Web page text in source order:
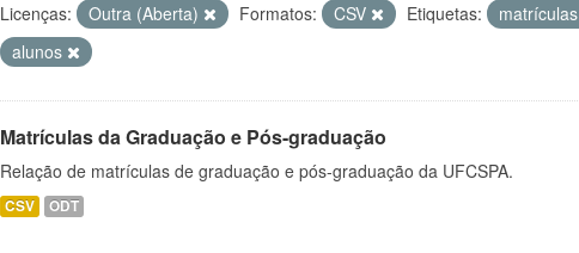
Licenças: Outra (Aberta) Formatos: CSV Etiquetas: matrículas
alunos
Matrículas da Graduação e Pós-graduação
Relação de matrículas de graduação e pós-graduação da UFCSPA.
CSV ODT